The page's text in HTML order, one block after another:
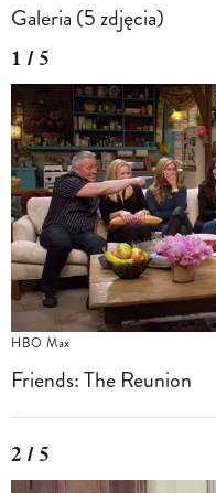
Galeria (5 zdjęcia)
1 / 5
HBO Max
Friends: The Reunion
2 / 5